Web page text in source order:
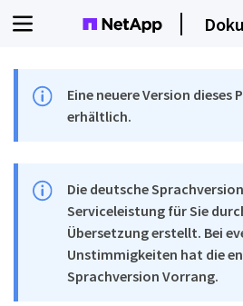
Eine neuere Version dieses
erhältlich.
Die deutsche
Serviceleistung für Sie
Übersetzung erstellt. Bei
Unstimmigkeiten hat die
Sprachversion Vorrang.